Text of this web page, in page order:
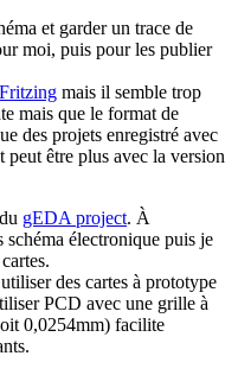
et garder un trace de
moi, puis pour les publier
Fritzing mais il semble trop
mais que le format de
des projets enregistré avec
peut être plus avec la version
gEDA project. À
schéma électronique puis je
des cartes à prototype
PCD avec une grille à
0,0254mm) facilite